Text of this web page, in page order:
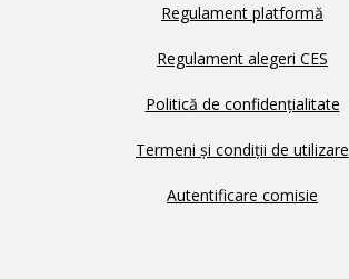
Regulament platformă
Regulament alegeri CES
Politică de confidențialitate
Termeni și condiții de utilizare
Autentificare comisie